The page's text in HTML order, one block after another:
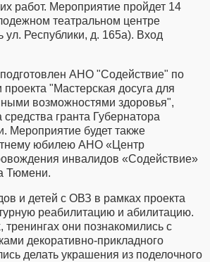
работ. Мероприятие пройдет 14
театральном центре
ул. Республики, д. 165а). Вход
АНО "Содействие" по
проекта "Мастерская досуга для
возможностями здоровья",
гранта Губернатора
Мероприятие будет также
юбилею АНО «Центр
инвалидов «Содействие»
Тюмени.
и детей с ОВЗ в рамках проекта
реабилитацию и абилитацию.
тренингах они познакомились с
декоративно-прикладного
делать украшения из поделочного